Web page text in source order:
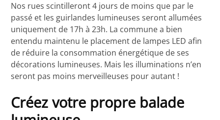
Nos rues scintilleront 4 jours de moins que par le
passé et les guirlandes lumineuses seront allumées
uniquement de 17h à 23h. La commune a bien
entendu maintenu le placement de lampes LED afin
de réduire la consommation énergétique de ses
décorations lumineuses. Mais les illuminations n’en
seront pas moins merveilleuses pour autant !
Créez votre propre balade